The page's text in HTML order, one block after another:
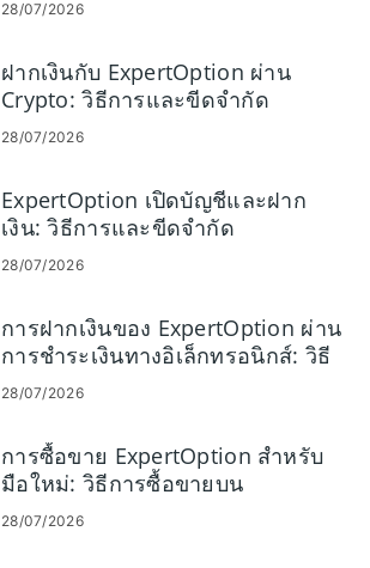
เงินทางอิเล็กทรอนิกส์ และ Crypto
28/07/2026
ฝากเงินกับ ExpertOption ผ่าน
Crypto: วิธีการและขีดจำกัด
28/07/2026
ExpertOption เปิดบัญชีและฝาก
เงิน: วิธีการและขีดจำกัด
28/07/2026
การฝากเงินของ ExpertOption ผ่าน
การชำระเงินทางอิเล็กทรอนิกส์: วิธี
การ ขีดจำกัด และเวลาดำเนินการ
28/07/2026
การซื้อขาย ExpertOption สำหรับ
มือใหม่: วิธีการซื้อขายบน
แพลตฟอร์ม
28/07/2026